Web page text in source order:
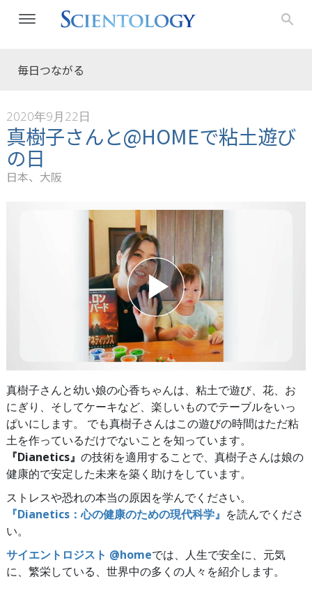
毎日つながる
2020年9月22日
真樹子さんと@HOMEで粘土遊び
の日
日本、大阪
真樹子さんと幼い娘の心香ちゃんは、粘土で遊び、花、お
にぎり、そしてケーキなど、楽しいものでテーブルをいっ
ぱいにします。 でも真樹子さんはこの遊びの時間はただ粘
土を作っているだけでないことを知っています。
『Dianetics』 の技術を適用することで、真樹子さんは娘の
健康的で安定した未来を築く助けをしています。
ストレスや恐れの本当の原因を学んでください。
『Dianetics：心の健康のための現代科学』 を読んでくださ
い。
サイエントロジスト @homeでは、人生で安全に、元気
に、繁栄している、世界中の多くの人々を紹介します。